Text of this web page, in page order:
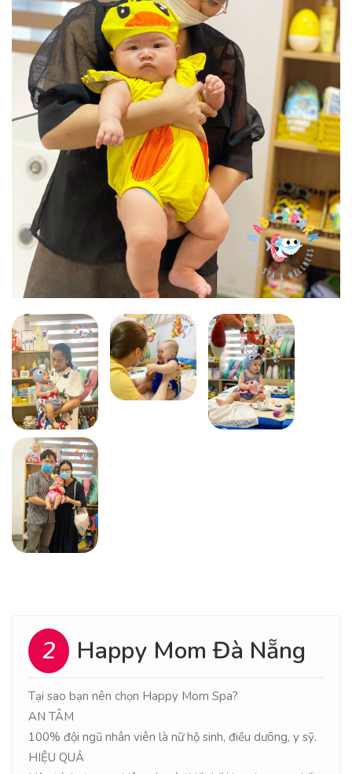
2 Happy Mom Đà Nẵng
Tại sao bạn nên chọn Happy Mom Spa?
AN TÂM
100% đội ngũ nhân viên là nữ hộ sinh, điều dưõng, y sỹ.
HIỆU QUẢ